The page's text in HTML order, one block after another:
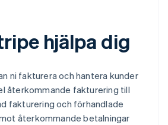
hjälpa dig
ni fakturera och hantera kunder
återkommande fakturering till
fakturering och förhandlade
återkommande betalningar